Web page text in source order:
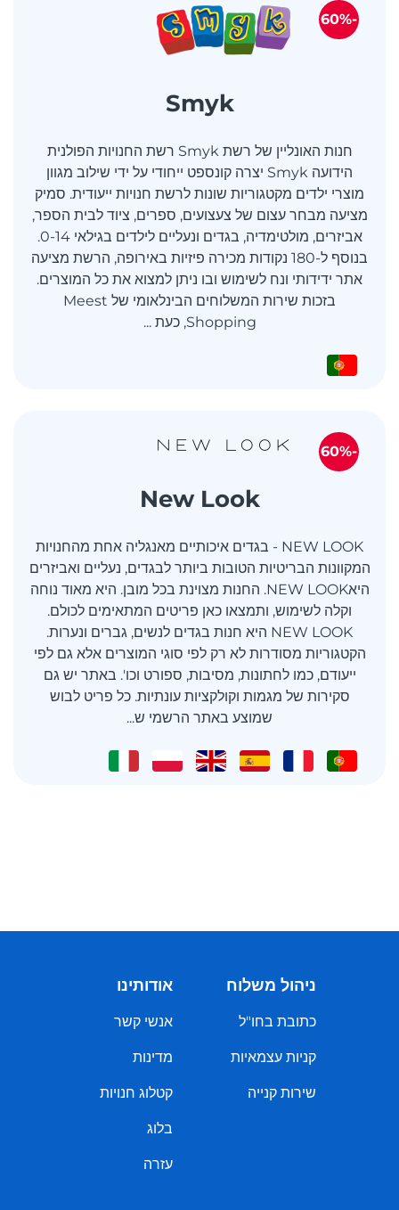
Smyk
חנות האונליין של רשת Smyk רשת החנויות הפולנית
הידועה Smyk יצרה קונספט ייחודי על ידי שילוב מגוון
מוצרי ילדים מקטגוריות שונות לרשת חנויות ייעודית. סמיק
מציעה מבחר עצום של צעצועים, ספרים, ציוד לבית הספר,
אביזרים, מולטימדיה, בגדים ונעליים לילדים בגילאי 0-14.
בנוסף ל-180 נקודות מכירה פיזיות באירופה, הרשת מציעה
אתר ידידותי ונח לשימוש ובו ניתן למצוא את כל המוצרים.
בזכות שירות המשלוחים הבינלאומי של Meest
Shopping, כעת ...
-60%
New Look
NEW LOOK - בגדים איכותיים מאנגליה אחת מהחנויות
המקוונות הבריטיות הטובות ביותר לבגדים, נעליים ואביזרים
היאNEW LOOK. החנות מצוינת בכל מובן. היא מאוד נוחה
וקלה לשימוש, ותמצאו כאן פריטים המתאימים לכולם.
NEW LOOK היא חנות בגדים לנשים, גברים ונערות.
הקטגוריות מסודרות לא רק לפי סוגי המוצרים אלא גם לפי
ייעודם, כמו לחתונות, מסיבות, ספורט וכו'. באתר יש גם
סקירות של מגמות וקולקציות עונתיות. כל פריט לבוש
שמוצע באתר הרשמי ש...
-60%
ניהול משלוח
כתובת בחו"ל
קניות עצמאיות
שירות קנייה
אודותינו
אנשי קשר
מדינות
קטלוג חנויות
בלוג
עזרה